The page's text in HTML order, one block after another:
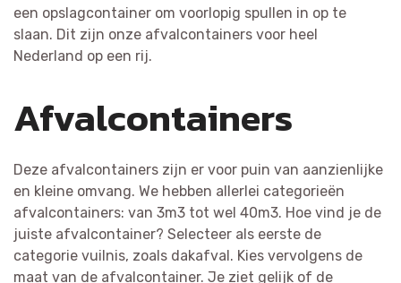
een opslagcontainer om voorlopig spullen in op te
slaan. Dit zijn onze afvalcontainers voor heel
Nederland op een rij.
Afvalcontainers
Deze afvalcontainers zijn er voor puin van aanzienlijke
en kleine omvang. We hebben allerlei categorieën
afvalcontainers: van 3m3 tot wel 40m3. Hoe vind je de
juiste afvalcontainer? Selecteer als eerste de
categorie vuilnis, zoals dakafval. Kies vervolgens de
maat van de afvalcontainer. Je ziet gelijk of de